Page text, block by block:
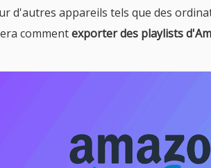
d'autres appareils tels que des
commentexporter des playlists